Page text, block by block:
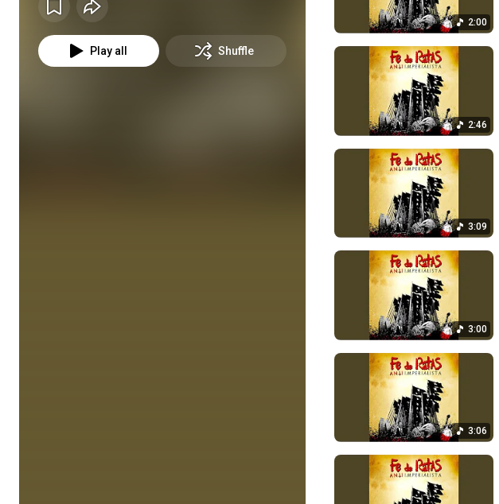
Play all Shuffle
2:00
2:46
3:09
3:00
3:06